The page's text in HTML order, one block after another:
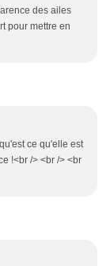
des ailes
pour mettre en
ce qu'elle est
!<br /> <br /> <br